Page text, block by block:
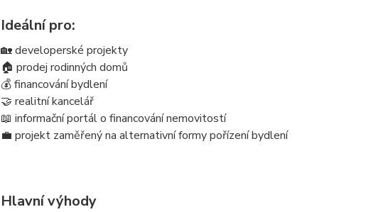
Ideální pro:
🏡 developerské projekty
🏠 prodej rodinných domů
💰 financování bydlení
🤝 realitní kancelář
📖 informační portál o financování nemovitostí
💼 projekt zaměřený na alternativní formy pořízení bydlení
Hlavní výhody